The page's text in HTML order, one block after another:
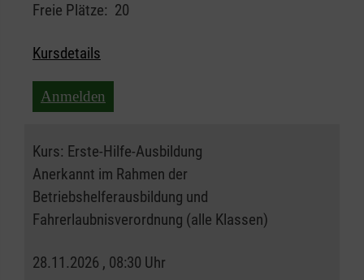
Freie Plätze: 20
Kursdetails
Anmelden
Kurs: Erste-Hilfe-Ausbildung
Anerkannt im Rahmen der
Betriebshelferausbildung und
Fahrerlaubnisverordnung (alle Klassen)
28.11.2026 , 08:30 Uhr